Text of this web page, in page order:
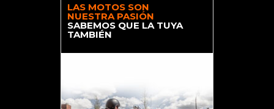
LAS MOTOS SON
NUESTRA PASIÓN
SABEMOS QUE LA TUYA
TAMBIÉN